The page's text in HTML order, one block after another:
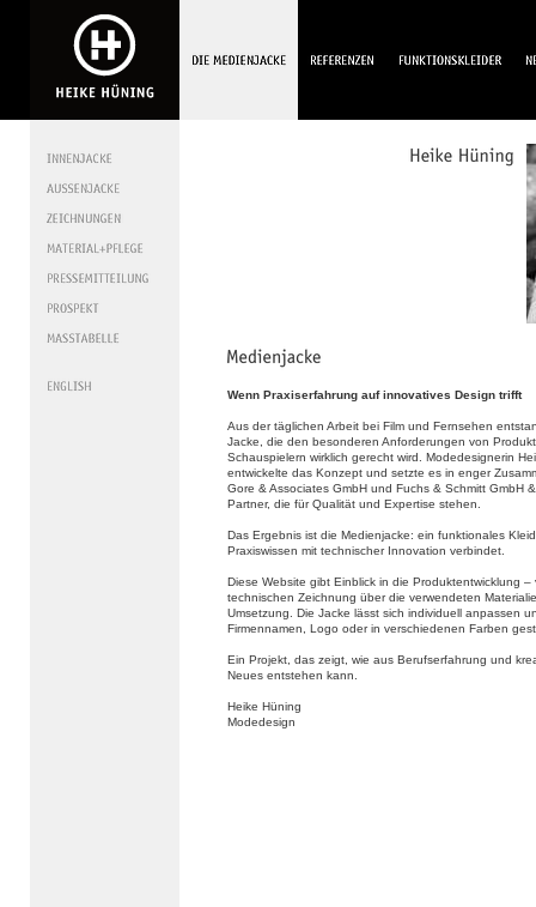
Wenn Praxiserfahrung auf innovatives Design trifft
Aus der täglichen Arbeit bei Film und Fernsehen
Jacke, die den besonderen Anforderungen von
Schauspielern wirklich gerecht wird. Modedesignerin
entwickelte das Konzept und setzte es in enger
Gore & Associates GmbH und Fuchs & Schmitt GmbH
Partner, die für Qualität und Expertise stehen.
Das Ergebnis ist die Medienjacke: ein funktionales
Praxiswissen mit technischer Innovation verbindet.
Diese Website gibt Einblick in die Produktentwicklung –
technischen Zeichnung über die verwendeten
Umsetzung. Die Jacke lässt sich individuell anpassen
Firmennamen, Logo oder in verschiedenen Farben
Ein Projekt, das zeigt, wie aus Berufserfahrung und
Neues entstehen kann.
Heike Hüning
Modedesign